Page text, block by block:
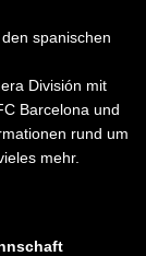
spanischen
División mit
Barcelona und
rund um
mehr.